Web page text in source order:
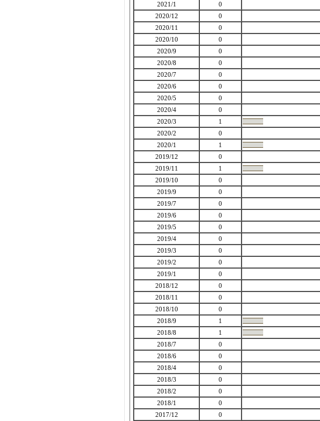
2021/1
0
2020/12
0
2020/11
0
2020/10
0
2020/9
0
2020/8
0
2020/7
0
2020/6
0
2020/5
0
2020/4
0
2020/3
1
2020/2
0
2020/1
1
2019/12
0
2019/11
1
2019/10
0
2019/9
0
2019/7
0
2019/6
0
2019/5
0
2019/4
0
2019/3
0
2019/2
0
2019/1
0
2018/12
0
2018/11
0
2018/10
0
2018/9
1
2018/8
1
2018/7
0
2018/6
0
2018/4
0
2018/3
0
2018/2
0
2018/1
0
2017/12
0